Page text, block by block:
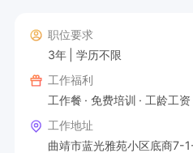
职位要求
3年
学历不限
工作福利
工作餐
免费培训 工龄工资
工作地址
曲靖市蓝光雅苑小区底商7-